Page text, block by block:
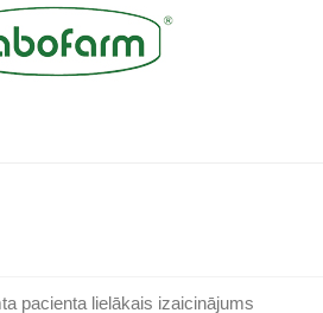
pacienta lielākais izaicinājums